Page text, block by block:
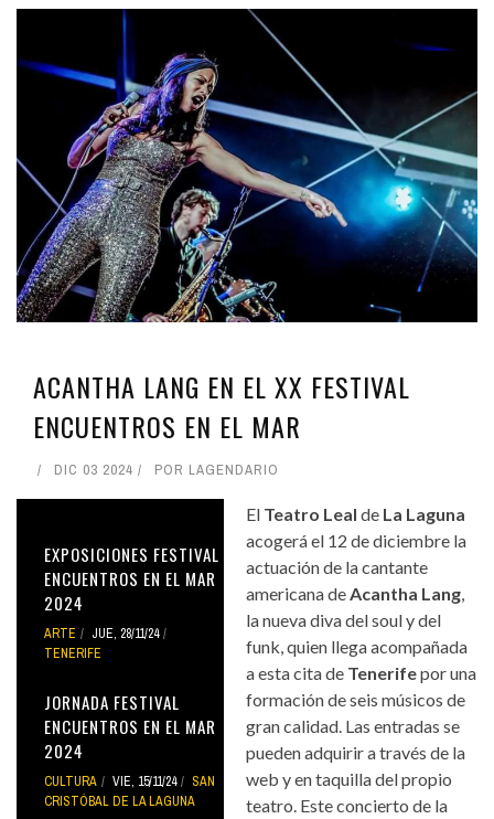
ACANTHA LANG EN EL XX FESTIVAL
ENCUENTROS EN EL MAR
DIC 03 2024 POR LAGENDARIO
EXPOSICIONES FESTIVAL
ENCUENTROS EN EL MAR
2024
ARTE
JUE, 28/11/24
TENERIFE
JORNADA FESTIVAL
ENCUENTROS EN EL MAR
2024
CULTURA VIE, 15/11/24
SAN
CRISTÓBAL DE LA LAGUNA
El Teatro Leal de La Laguna
acogerá el 12 de diciembre la
actuación de la cantante
americana de Acantha Lang
la nueva diva del soul y del
funk, quien llega acompañada
a esta cita de Tenerifepor una
formación de seis músicos de
gran calidad. Las entradas se
pueden adquirir a través de la
web y en taquilla del propio
teatro. Este concierto de la